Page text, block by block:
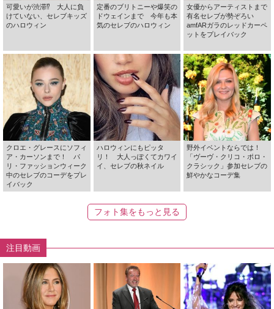
可愛いが渋滞⁉ 大人に負
けていない、セレブキッズ
のハロウィン
定番のブリトニーや爆笑の
ドウェインまで 今年も本
気のセレブのハロウィン
女優からアーティストまで
有名セレブが勢ぞろい
amfARガラのレッドカーペ
ットをプレイバック
クロエ・グレースにソフィ
ア・カーソンまで！ パ
リ・ファッションウィーク
中のセレブのコーデをプレ
イバック
ハロウィンにもピッタ
リ！ 大人っぽくてカワイ
イ、セレブの秋ネイル
野外イベントならでは！
「ヴーヴ・クリコ・ポロ・
クラシック」参加セレブの
鮮やかなコーデ集
フォト集をもっと見る
注目動画